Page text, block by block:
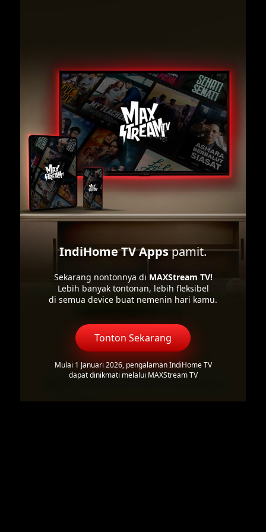
IndiHome TV Appspamit.
Sekarang nontonnya di MAXStream TV!
Lebih banyak tontonan, lebih fleksibel
di semua device buat nemenin hari kamu.
Tonton Sekarang
Mulai 1 Januari 2026, pengalaman IndiHome TV
dapat dinikmati melalui MAXStream TV